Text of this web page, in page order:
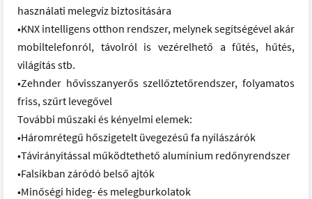
használati melegvíz biztosítására
•KNX intelligens otthon rendszer, melynek segítségével akár
mobiltelefonról, távolról is vezérelhető a fűtés, hűtés,
világítás stb.
•Zehnder hővisszanyerős szellőztetőrendszer, folyamatos
friss, szűrt levegővel
További műszaki és kényelmi elemek:
•Háromrétegű hőszigetelt üvegezésű fa nyílászárók
•Távirányítással működtethető alumínium redőnyrendszer
•Falsíkban záródó belső ajtók
•Minőségi hideg- és melegburkolatok